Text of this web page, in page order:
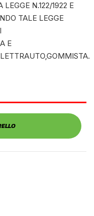
N.122/1922 E
TALE LEGGE
E